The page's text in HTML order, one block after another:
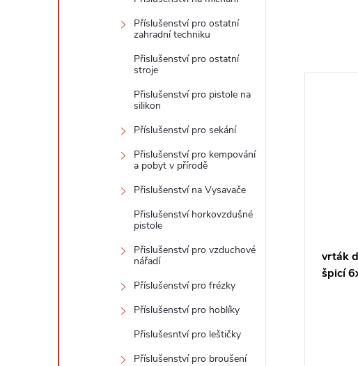
Příslušenství pro ostatní
zahradní techniku
Přislušenství pro ostatní
stroje
Přislušenství pro pistole na
silikon
Příslušenství pro sekání
Přislušenství pro kempování
a pobyt v přírodě
Přislušenství na Vysavače
Přislušenství horkovzdušné
pistole
Přislušenství pro vzduchové
nářadí
Příslušenství pro frézky
Příslušenství pro hoblíky
Přislušesntví pro leštičky
Příslušenství pro broušení
vrták
špicí